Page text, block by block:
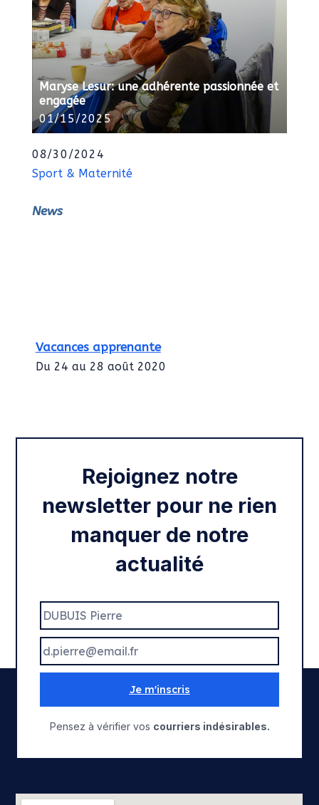
Maryse Lesur: une adhérente passionnée et
engagée
01/15/2025
08/30/2024
Sport & Maternité
News
Vacances apprenante
Du 24 au 28 août 2020
Rejoignez notre
newsletter pour ne rien
manquer de notre
actualité
Je m'inscris
Pensez à vérifier vos courriers indésirables.